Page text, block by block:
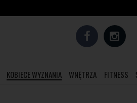
KOBIECE WYZNANIA WNĘTRZA FITNESS